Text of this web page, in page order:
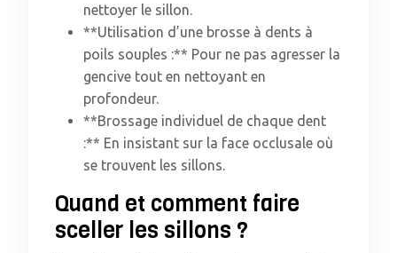
nettoyer le sillon.
**Utilisation d’une brosse à dents à
poils souples :** Pour ne pas agresser la
gencive tout en nettoyant en
profondeur.
**Brossage individuel de chaque dent
:** En insistant sur la face occlusale où
se trouvent les sillons.
Quand et comment faire
sceller les sillons ?